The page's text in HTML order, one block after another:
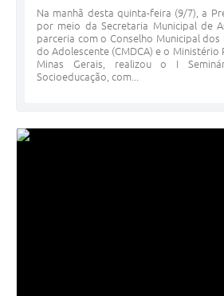
Na manhã desta quinta-feira (9/7), a
por meio da Secretaria Municipal de
parceria com o Conselho Municipal
do Adolescente (CMDCA) e o Ministério
Minas Gerais, realizou o I
Socioeducação, com...